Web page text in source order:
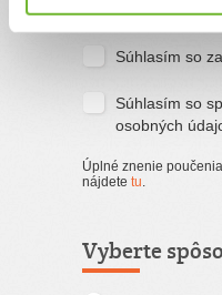
portálu
Súhlasím so
Súhlasím so
osobných
Úplné znenie
nájdete tu.
Vyberte